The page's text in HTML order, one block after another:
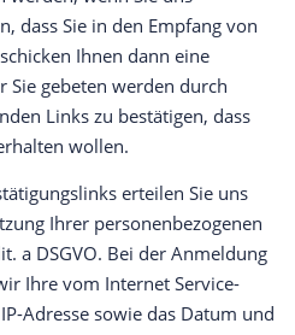
dass Sie in den Empfang von
Ihnen dann eine
Sie gebeten werden durch
Links zu bestätigen, dass
wollen.
erteilen Sie uns
Ihrer personenbezogenen
a DSGVO. Bei der Anmeldung
Ihre vom Internet Service-
Adresse sowie das Datum und